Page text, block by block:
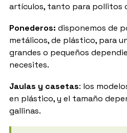
artículos, tanto para pollitos
Ponederos: disponemos de
metálicos, de plástico, para
grandes o pequeños
necesites.
Jaulas y casetas: los
en plástico, y el tamaño
gallinas.